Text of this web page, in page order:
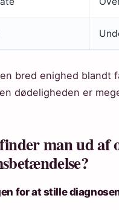
bred enighed
dødeligheden er
man ud af
for at stille